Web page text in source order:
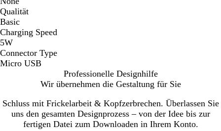
Qualität
Basic
Charging Speed
5W
Connector Type
Micro USB
Professionelle Designhilfe
Wir übernehmen die Gestaltung für Sie
Schluss mit Frickelarbeit & Kopfzerbrechen. Überlassen Sie
uns den gesamten Designprozess – von der Idee bis zur
fertigen Datei zum Downloaden in Ihrem Konto.